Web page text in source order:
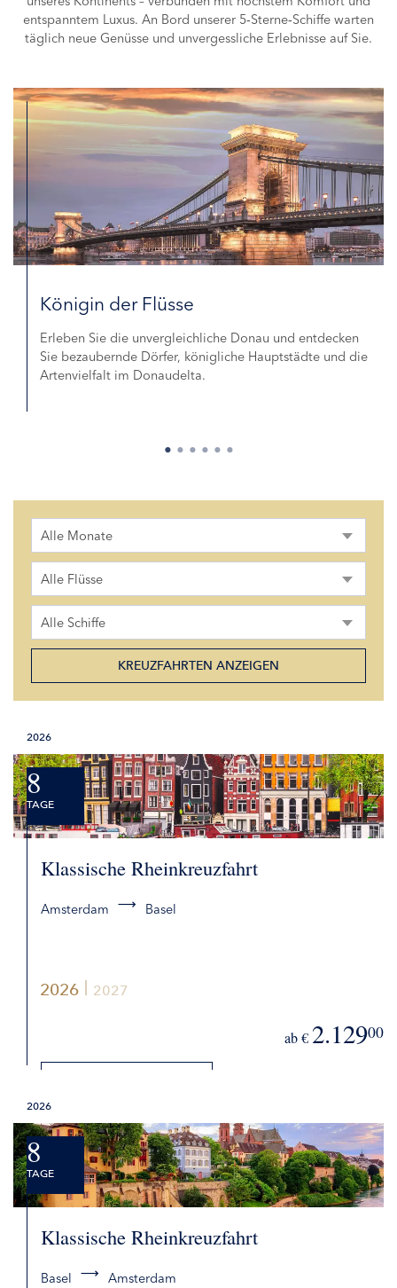
entspanntem Luxus. An Bord unserer 5‑Sterne‑Schiffe warten
täglich neue Genüsse und unvergessliche Erlebnisse auf Sie.
Königin der Flüsse
Erleben Sie die unvergleichliche Donau und entdecken
Sie bezaubernde Dörfer, königliche Hauptstädte und die
Artenvielfalt im Donaudelta.
Alle Monate
Alle Flüsse
Alle Schiffe
2026 2027
2026
8
TAGE
Klassische Rheinkreuzfahrt
Amsterdam Basel
ab € 2.12900
2026
8
TAGE
Klassische Rheinkreuzfahrt
Basel Amsterdam